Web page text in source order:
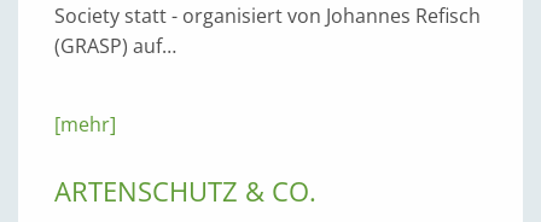
Society statt - organisiert von Johannes Refisch
(GRASP) auf…
[mehr]
ARTENSCHUTZ & CO.